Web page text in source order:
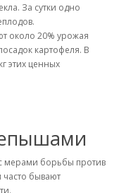
За сутки одно
около 20% урожая
картофеля. В
этих ценных
мерами борьбы против
часто бывают